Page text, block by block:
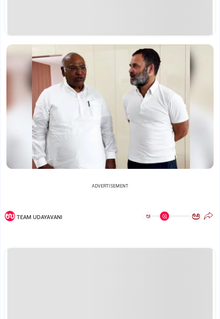
ADVERTISEMENT
TEAM UDAYAVANI ಅ ಅ